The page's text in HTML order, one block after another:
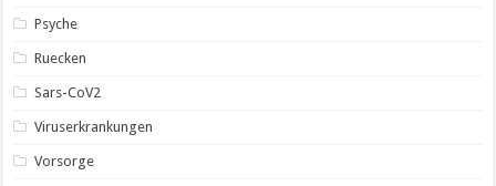
Psyche
Ruecken
Sars-CoV2
Viruserkrankungen
Vorsorge